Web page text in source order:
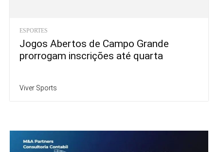
ESPORTES
Jogos Abertos de Campo Grande
prorrogam inscrições até quarta
Viver Sports